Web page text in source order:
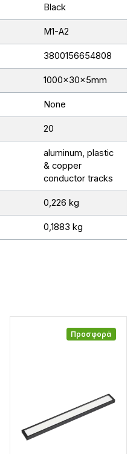
Black
M1-A2
3800156654808
1000x30x5mm
None
20
aluminum, plastic
& copper
conductor tracks
0,226 kg
0,1883 kg
Προσφορά